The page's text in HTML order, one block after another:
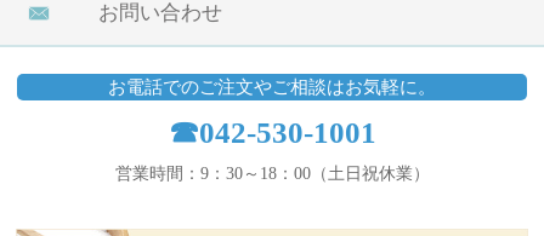
お問い合わせ
お電話でのご注文やご相談はお気軽に。
☎042-530-1001
営業時間：9：30～18：00（土日祝休業）